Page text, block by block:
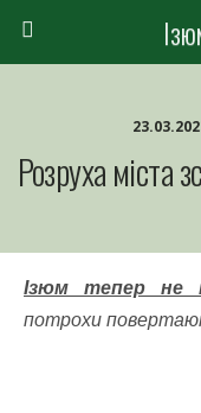
Розруха міста
Ізюм тепер не
потрохи